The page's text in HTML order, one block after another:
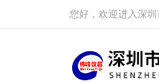
您好，欢迎进入深圳